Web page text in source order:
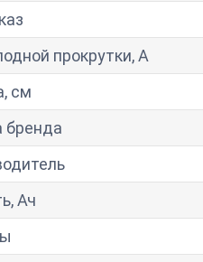
прокрутки, A
см
бренда
Ач